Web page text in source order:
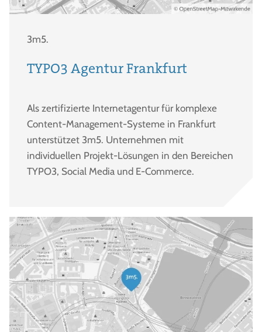
3m5.
TYPO3 Agentur Frankfurt
Als zertifizierte Internetagentur für komplexe
Content-Management-Systeme in Frankfurt
unterstützet 3m5. Unternehmen mit
individuellen Projekt-Lösungen in den Bereichen
TYPO3, Social Media und E-Commerce.